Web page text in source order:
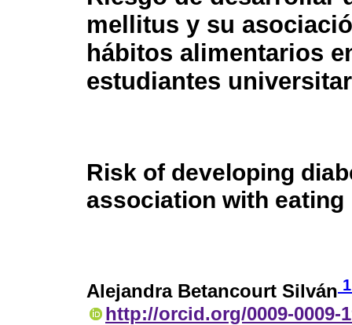
mellitus y su
hábitos alimentarios
estudiantes
Risk of developing
association with
Alejandra Betancourt Silván
http://orcid.org/0009-0009-